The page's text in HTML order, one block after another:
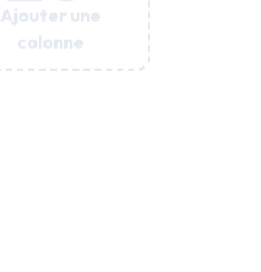
Ajouter une
colonne
Ajouter une
colonne
Ajouter une
colonne
Ajouter une
colonne
Ajouter une
colonne